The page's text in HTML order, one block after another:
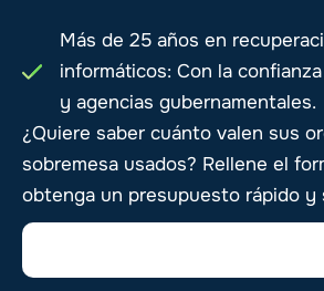
Más de 25 años en
informáticos: Con la
y agencias gubernamentales.
¿Quiere saber cuánto valen sus
sobremesa usados? Rellene el
obtenga un presupuesto rápido y